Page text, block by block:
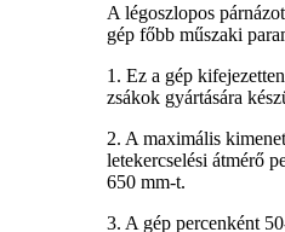
A légoszlopos
gép főbb műszaki
1. Ez a gép
zsákok gyártására
2. A maximális
letekercselési átmérő
650 mm-t.
3. A gép percenként